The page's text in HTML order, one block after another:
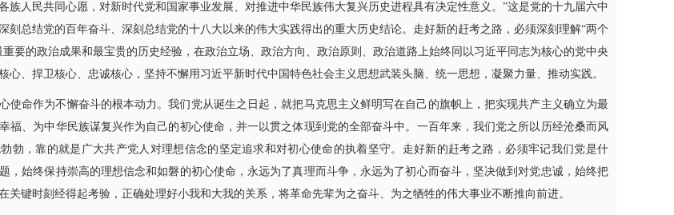
族人民共同心愿，对新时代党和国家事业发展、对推进中华民族伟大复兴历史进程具有决定性意义。”这是党的十九届六中
刻总结党的百年奋斗、深刻总结党的十八大以来的伟大实践得出的重大历史结论。走好新的赶考之路，必须深刻理解“两个
要的政治成果和最宝贵的历史经验，在政治立场、政治方向、政治原则、政治道路上始终同以习近平同志为核心的党中央
心、捍卫核心、忠诚核心，坚持不懈用习近平新时代中国特色社会主义思想武装头脑、统一思想，凝聚力量、推动实践。
作为不懈奋斗的根本动力。我们党从诞生之日起，就把马克思主义鲜明写在自己的旗帜上，把实现共产主义确立为最
福、为中华民族谋复兴作为自己的初心使命，并一以贯之体现到党的全部奋斗中。一百年来，我们党之所以历经沧桑而风
勃，靠的就是广大共产党人对理想信念的坚定追求和对初心使命的执着坚守。走好新的赶考之路，必须牢记我们党是什
，始终保持崇高的理想信念和如磐的初心使命，永远为了真理而斗争，永远为了初心而奋斗，坚决做到对党忠诚，始终把
关键时刻经得起考验，正确处理好小我和大我的关系，将革命先辈为之奋斗、为之牺牲的伟大事业不断推向前进。